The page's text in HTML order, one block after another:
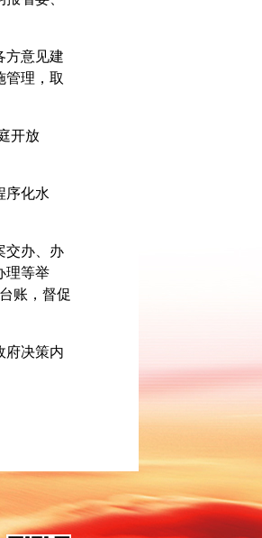
方意见建
管理，取
开放
序化水
交办、办
理等举
账，督促
府决策内